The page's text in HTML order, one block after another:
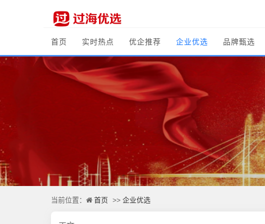
首页 实时热点 优企推荐 企业优选 品牌甄选
当前位置： 首页 >> 企业优选